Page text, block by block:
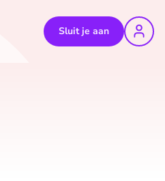
Sluit je aan